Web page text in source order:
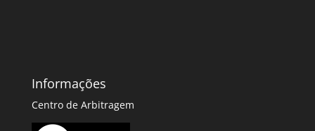
Informações
Centro de Arbitragem